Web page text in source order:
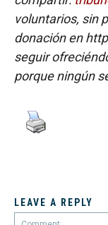
voluntarios, sin
donación en
seguir
porque ningún
LEAVE A REPLY